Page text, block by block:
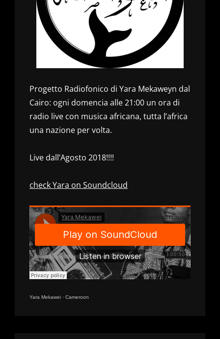
Progetto Radiofonico di Yara Mekaweyn dal
Cairo: ogni domencia alle 21:00 un ora di
radio live con musica africana, tutta l’africa
una nazione per volta.
Live dall’Agosto 2018!!!!
check Yara on Soundcloud
Yara Mekawei · Cameroon